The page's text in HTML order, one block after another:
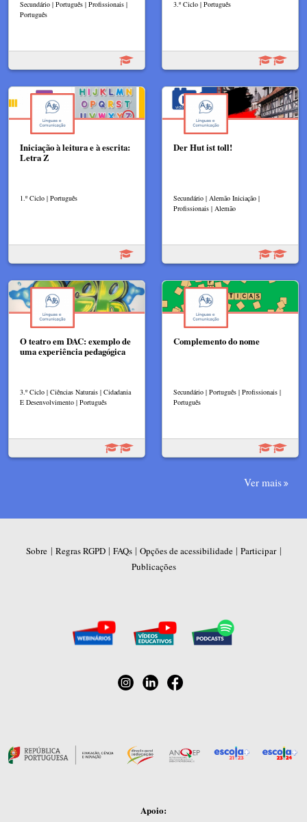
Secundário | Português | Profissionais |
Português
3.º Ciclo | Português
Iniciação à leitura e à escrita:
Letra Z
1.º Ciclo | Português
Der Hut ist toll!
Secundário | Alemão Iniciação |
Profissionais | Alemão
O teatro em DAC: exemplo de
uma experiência pedagógica
3.º Ciclo | Ciências Naturais | Cidadania
E Desenvolvimento | Português
Complemento do nome
Secundário | Português | Profissionais |
Português
Ver mais
Sobre | Regras RGPD| FAQs| Opções de acessibilidade| Participar|
Publicações
Apoio: